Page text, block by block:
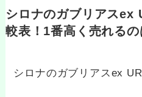
シロナのガブリアスex
較表！1番高く売れるの
シロナのガブリアスex